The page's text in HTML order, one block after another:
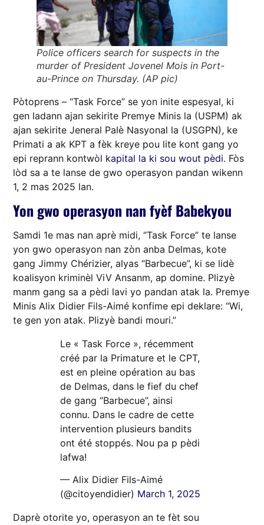
Police officers search for suspects in the
murder of President Jovenel Mois in Port-
au-Prince on Thursday. (AP pic)
Pòtoprens – “Task Force” se yon inite espesyal, ki
gen ladann ajan sekirite Premye Minis la (USPM) ak
ajan sekirite Jeneral Palè Nasyonal la (USGPN), ke
Primati a ak KPT a fèk kreye pou lite kont gang yo
epi reprann kontwòl kapital la ki sou wout pèdi. Fòs
lòd sa a te lanse de gwo operasyon pandan wikenn
1, 2 mas 2025 lan.
Yon gwo operasyon nan fyèf Babekyou
Samdi 1e mas nan aprè midi, “Task Force” te lanse
yon gwo operasyon nan zòn anba Delmas, kote
gang Jimmy Chérizier, alyas “Barbecue”, ki se lidè
koalisyon kriminèl ViV Ansanm, ap domine. Plizyè
manm gang sa a pèdi lavi yo pandan atak la. Premye
Minis Alix Didier Fils-Aimé konfime epi deklare: “Wi,
te gen yon atak. Plizyè bandi mouri.”
Le « Task Force », récemment
créé par la Primature et le CPT,
est en pleine opération au bas
de Delmas, dans le fief du chef
de gang “Barbecue”, ainsi
connu. Dans le cadre de cette
intervention plusieurs bandits
ont été stoppés. Nou pa p pèdi
lafwa!
— Alix Didier Fils-Aimé
(@citoyendidier) March 1, 2025
Daprè otorite yo, operasyon an te fèt sou